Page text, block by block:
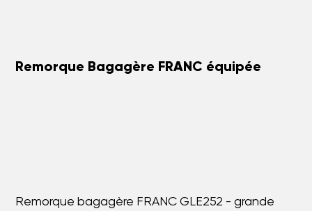
Remorque Bagagère FRANC équipée
Remorque bagagère FRANC GLE252 - grande